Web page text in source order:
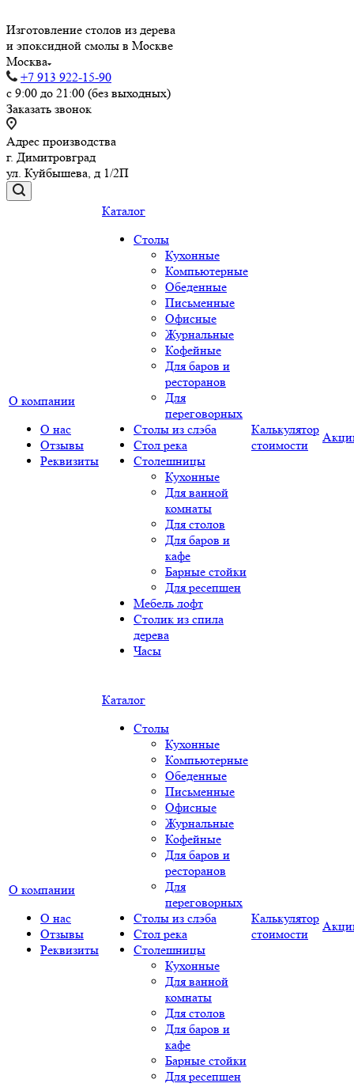
Изготовление столов из дерева
и эпоксидной смолы в Москве
Москва
+7 913 922-15-90
с 9:00 до 21:00 (без выходных)
Заказать звонок
Адрес производства
г. Димитровград
ул. Куйбышева, д 1/2П
О компании
О нас
Отзывы
Реквизиты
Каталог
Столы
Кухонные
Компьютерные
Обеденные
Письменные
Офисные
Журнальные
Кофейные
Для баров и
ресторанов
Для
переговорных
Столы из слэба
Стол река
Столешницы
Кухонные
Для ванной
комнаты
Для столов
Для баров и
кафе
Барные стойки
Для ресепшен
Мебель лофт
Столик из спила
дерева
Часы
Калькулятор
стоимости
О компании
О нас
Отзывы
Реквизиты
Каталог
Столы
Кухонные
Компьютерные
Обеденные
Письменные
Офисные
Журнальные
Кофейные
Для баров и
ресторанов
Для
переговорных
Столы из слэба
Стол река
Столешницы
Кухонные
Для ванной
комнаты
Для столов
Для баров и
кафе
Барные стойки
Для ресепшен
Калькулятор
стоимости